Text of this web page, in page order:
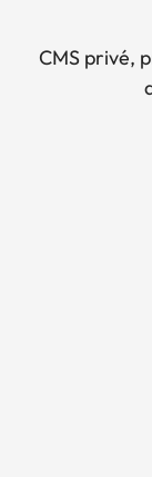
CMS privé,